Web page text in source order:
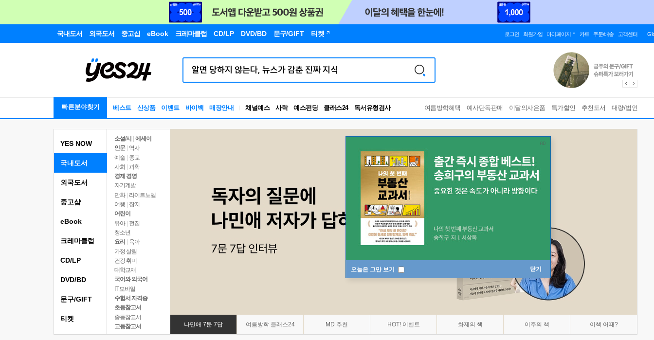
국내도서 외국도서 중고샵 eBook 크레마클럽 CD/LP DVD/BD 문구/GIFT 티켓 로그인 회원가입 마이페이지 카트 주문/배송 고객센터
빠른분야찾기 베스트 신상품 이벤트 바이백 매장안내 채널예스 사락 예스펀딩 클래스24
RBTI Lab
독서유형검사
여름방학혜택 예사단독판매 이달의사은품 특가할인 추천도서 대량/법인
오늘은 그만 보기 닫기
YES NOW
국내도서
소설/시
에세이
인문
역사
예술 | 종교
사회 | 과학
경제 경영
자기계발
만화 | 라이트노벨
여행
잡지
어린이
유아 | 전집
청소년
요리
육아
가정 살림
건강 취미
대학교재
국어와 외국어
IT 모바일
수험서 자격증
초등참고서
중등참고서
고등참고서
나민애 7문 7답 여름방학 클래스24 MD 추천 HOT! 이벤트 화제의 책 이주의 책 이책 어때?
외국도서
중고샵
eBook
크레마클럽
CD/LP
DVD/BD
문구/GIFT
티켓